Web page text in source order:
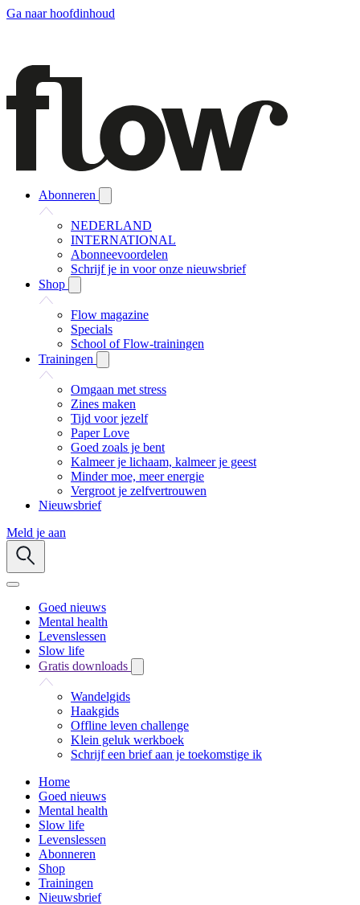
Ga naar hoofdinhoud
Abonneren
NEDERLAND
INTERNATIONAL
Abonneevoordelen
Schrijf je in voor onze nieuwsbrief
Shop
Flow magazine
Specials
School of Flow-trainingen
Trainingen
Omgaan met stress
Zines maken
Tijd voor jezelf
Paper Love
Goed zoals je bent
Kalmeer je lichaam, kalmeer je geest
Minder moe, meer energie
Vergroot je zelfvertrouwen
Nieuwsbrief
Meld je aan
Goed nieuws
Mental health
Levenslessen
Slow life
Gratis downloads
Wandelgids
Haakgids
Offline leven challenge
Klein geluk werkboek
Schrijf een brief aan je toekomstige ik
Home
Goed nieuws
Mental health
Slow life
Levenslessen
Abonneren
Shop
Trainingen
Nieuwsbrief